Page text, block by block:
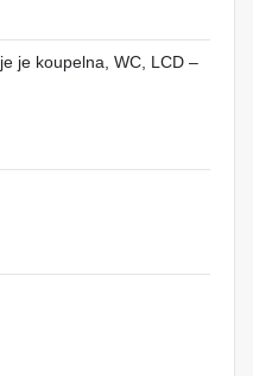
je koupelna, WC, LCD –